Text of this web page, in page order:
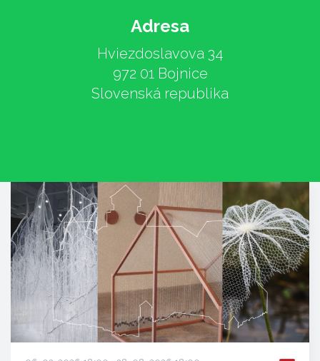
Adresa
Hviezdoslavova 34
972 01 Bojnice
Slovenská republika